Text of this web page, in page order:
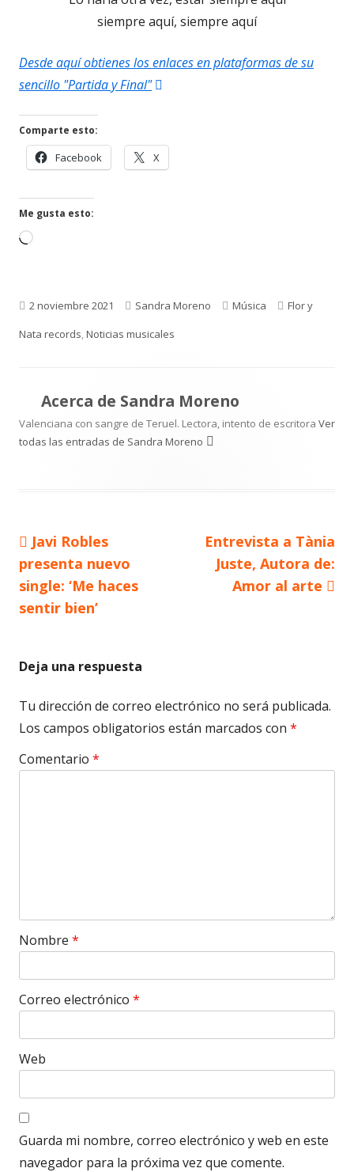
siempre aquí, siempre aquí
Desde aquí obtienes los enlaces en plataformas de su
sencillo "Partida y Final"
ventana
nueva
Comparte esto:
Facebook
en
X
en
Me gusta esto:
Cargando...
Publicado
el
2 noviembre 2021 Autor
Sandra Moreno Categorías
Música Etiquetas
Flor y
Nata records,Noticias musicales
Acerca de Sandra Moreno
Valenciana con sangre de Teruel. Lectora, intento de escritora Ver
todas las entradas de Sandra Moreno
Navegación
de
entradas
Artículo
anterior
Javi Robles
presenta nuevo
single: ‘Me haces
sentir bien’
Artículo
siguiente
Entrevista a Tània
Juste, Autora de:
Amor al arte
Deja una respuesta
Tu dirección de correo electrónico no será publicada.
Los campos obligatorios están marcados con *
Comentario *
Nombre *
Correo electrónico *
Web
Guarda mi nombre, correo electrónico y web en este
navegador para la próxima vez que comente.